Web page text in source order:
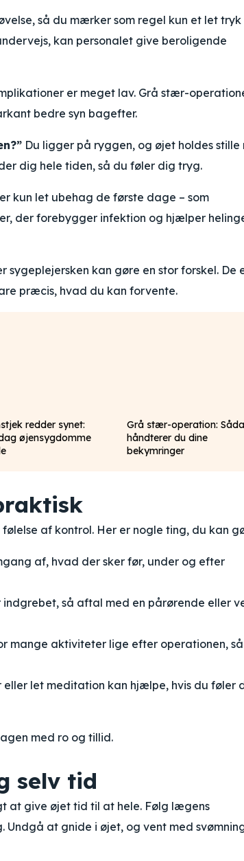
så du mærker som regel kun et let tryk
kan personalet give beroligende
er meget lav. Grå stær-
bedre syn bagefter.
Du ligger på ryggen, og øjet holdes stille
dig hele tiden, så du føler dig tryg.
kun let ubehag de første dage – som
der forebygger infektion og hjælper
kan gøre en stor forskel. De
præcis, hvad du kan forvente.
redder synet:
øjensygdomme
Grå stær-operation:
håndterer du dine
bekymringer
af kontrol. Her er nogle ting, du kan
af, hvad der sker før, under og efter
indgrebet, så aftal med en pårørende eller
mange aktiviteter lige efter operationen,
eller let meditation kan hjælpe, hvis du føler
med ro og tillid.
selv tid
at give øjet tid til at hele. Følg lægens
at gnide i øjet, og vent med